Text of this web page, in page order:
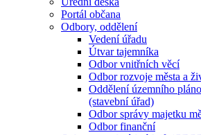
Portál občana
Odbory, oddělení
Vedení úřadu
Útvar tajemníka
Odbor vnitřních věcí
Odbor rozvoje města a
Oddělení územního
(stavební úřad)
Odbor správy majetku
Odbor finanční